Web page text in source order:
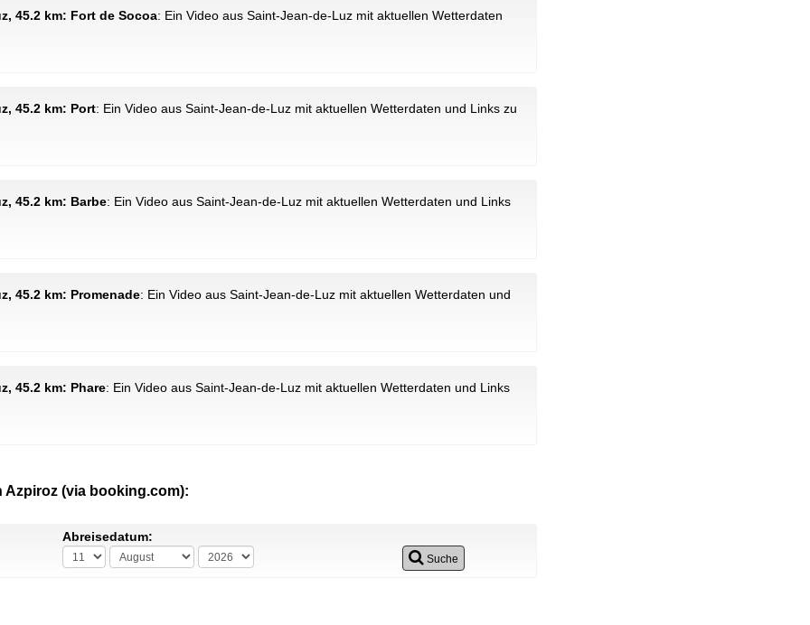
45.2 km: Fort de Socoa: Ein Video aus Saint-Jean-de-Luz mit aktuellen Wetterdaten
45.2 km: Port: Ein Video aus Saint-Jean-de-Luz mit aktuellen Wetterdaten und Links zu
45.2 km: Barbe: Ein Video aus Saint-Jean-de-Luz mit aktuellen Wetterdaten und Links
45.2 km: Promenade: Ein Video aus Saint-Jean-de-Luz mit aktuellen Wetterdaten und
45.2 km: Phare: Ein Video aus Saint-Jean-de-Luz mit aktuellen Wetterdaten und Links
(via booking.com):
Abreisedatum:
Suche